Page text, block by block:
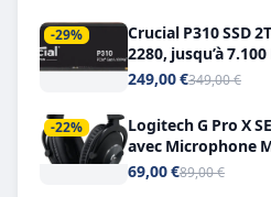
-29%
Crucial P310 SSD
2280, jusqu’à
249,00 €349,00 €
-22%
Logitech G Pro X
avec Microphone
Headphone X 7.1
69,00 €89,00 €